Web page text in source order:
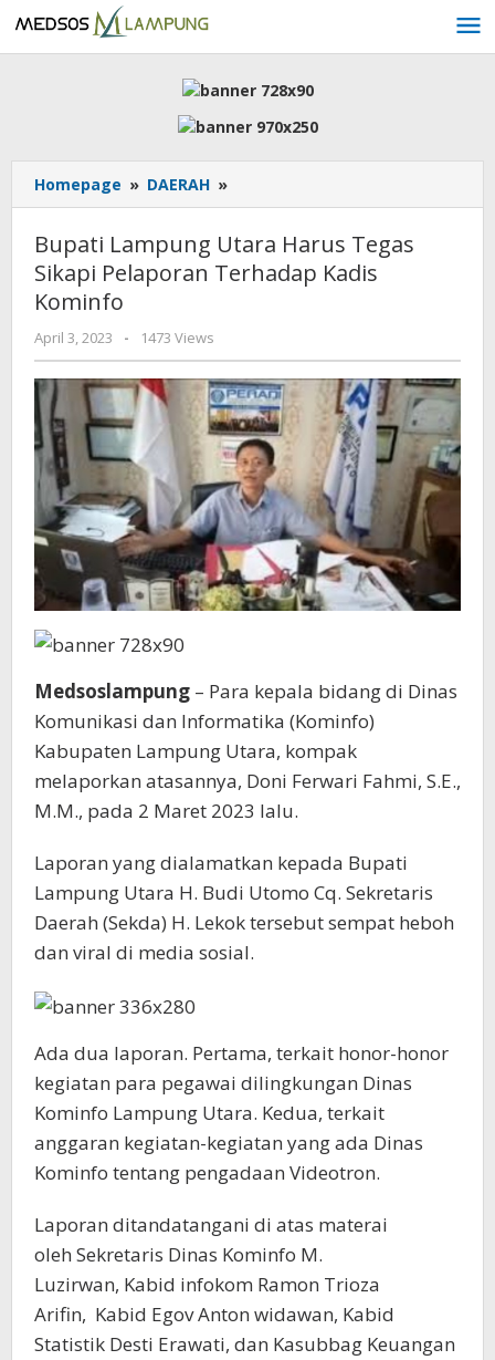
to
content
Homepage » DAERAH »
Lampung
Harus
Tegas
Kadis
Kominfo
Bupati Lampung Utara Harus Tegas
Sikapi Pelaporan Terhadap Kadis
Kominfo
April 3, 2023
by
AdminML
- 1473 Views
Medsoslampung – Para kepala bidang di Dinas
Komunikasi dan Informatika (Kominfo)
Kabupaten Lampung Utara, kompak
melaporkan atasannya, Doni Ferwari Fahmi, S.E.,
M.M., pada 2 Maret 2023 lalu.
Laporan yang dialamatkan kepada Bupati
Lampung Utara H. Budi Utomo Cq. Sekretaris
Daerah (Sekda) H. Lekok tersebut sempat heboh
dan viral di media sosial.
Ada dua laporan. Pertama, terkait honor-honor
kegiatan para pegawai dilingkungan Dinas
Kominfo Lampung Utara. Kedua, terkait
anggaran kegiatan-kegiatan yang ada Dinas
Kominfo tentang pengadaan Videotron.
Laporan ditandatangani di atas materai
oleh Sekretaris Dinas Kominfo M.
Luzirwan, Kabid infokom Ramon Trioza
Arifin, Kabid Egov Anton widawan, Kabid
Statistik Desti Erawati, dan Kasubbag Keuangan